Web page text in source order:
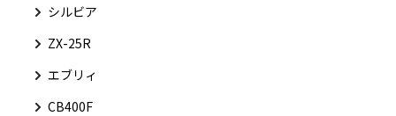
シルビア
ZX-25R
エブリィ
CB400F